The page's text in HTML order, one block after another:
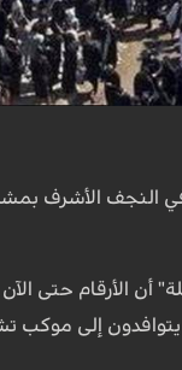
النجف الأشرف
إلى موكب